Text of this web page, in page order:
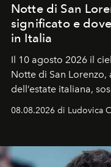
Notte di San
significato e
in Italia
Il 10 agosto 2026 il
Notte di San Lorenzo,
dell’estate italiana,
celeste per seguire il
all’universo i desideri
08.08.2026 di Ludovica